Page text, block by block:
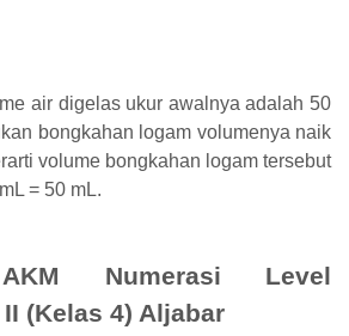
air digelas ukur awalnya adalah 50
bongkahan logam volumenya naik
volume bongkahan logam tersebut
= 50 mL.
Numerasi Level
(Kelas 4) Aljabar